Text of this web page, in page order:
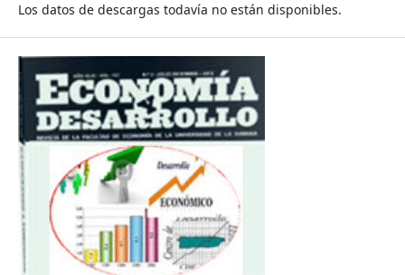
Los datos de descargas todavía no están disponibles.